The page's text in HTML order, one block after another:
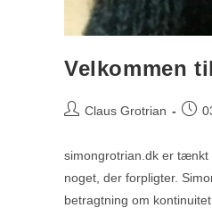
Velkommen
Claus Grotrian
simongrotrian.dk er tænkt
noget, der forpligter.
betragtning om